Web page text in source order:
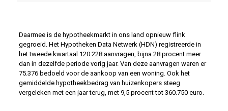
Daarmee is de hypotheekmarkt in ons land opnieuw flink
gegroeid. Het Hypotheken Data Netwerk (HDN) registreerde in
het tweede kwartaal 120.228 aanvragen, bijna 28 procent meer
dan in dezelfde periode vorig jaar. Van deze aanvragen waren er
75.376 bedoeld voor de aankoop van een woning. Ook het
gemiddelde hypotheekbedrag van huizenkopers steeg
vergeleken met een jaar terug, met 9,5 procent tot 360.750 euro.